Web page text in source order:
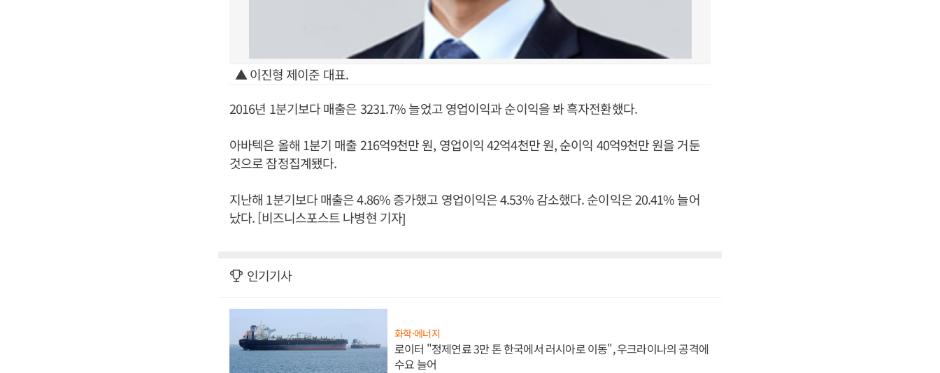
▲ 이진형 제이준 대표.
2016년 1분기보다 매출은 3231.7% 늘었고 영업이익과 순이익을 봐 흑자전환했다.
아바텍은 올해 1분기 매출 216억9천만 원, 영업이익 42억4천만 원, 순이익 40억9천만 원을 거둔
것으로 잠정집계됐다.
지난해 1분기보다 매출은 4.86% 증가했고 영업이익은 4.53% 감소했다. 순이익은 20.41% 늘어
났다. [비즈니스포스트 나병현 기자]
인기기사
화학·에너지
로이터 "정제연료 3만 톤 한국에서 러시아로 이동", 우크라이나의 공격에
수요 늘어